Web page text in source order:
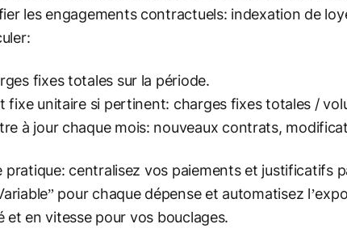
les engagements contractuels: indexation de
fixes totales sur la période.
fixe unitaire si pertinent: charges fixes totales /
à jour chaque mois: nouveaux contrats,
pratique: centralisez vos paiements et justificatifs
pour chaque dépense et automatisez
et en vitesse pour vos bouclages.